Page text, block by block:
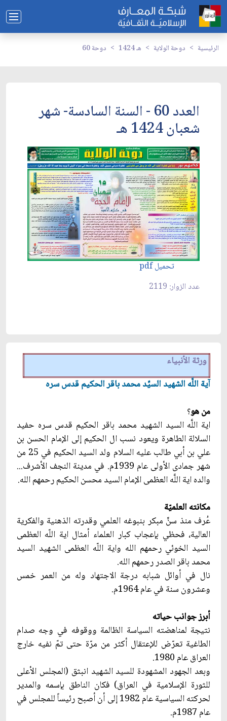
الرئيسية دوحة الولاية 1424 هـ دوحة 60
العدد 60 - السنة السادسة- شهر
شعبان 1424 هـ
تحميل pdf
عدد الزوار: 2119
ورثة الأنبياء
آية اللَّه الشهيد السيِّد محمد باقر الحكيم قدس سره
من هو؟
اية اللَّه السيد الشهيد محمد باقر الحكيم قدس سره حفيد
السلالة الطاهرة ويعود نسب ال الحكيم إلى الإمام الحسن بن
علي بن أبي طالب عليه السلام ولد السيد الحكيم في 25 من
شهر جمادى الأولى عام 1939م. في مدينة النجف الأشرف...
والده اية اللَّه العظمى الإمام السيد محسن الحكيم رحمهم الله.
مكانته العلميّة
عُرف منذ سنّ‏ٍ مبكر بنبوغه العلمي وقدرته الذهنية والفكرية
العالية، فحظي بإعجاب كبار العلماء أمثال اية اللّه العظمى
السيد الخوئي رحمهم الله واية اللّه العظمى الشهيد السيد
محمد باقر الصدر رحمهم الله.
نال في أوائل شبابه درجة الاجتهاد وله من العمر خمس
وعشرون سنة في عام 1964م.
أبرز جوانب حياته
نتيجة لمناهضته السياسة الظالمة ووقوفه في وجه صدام
الطاغية تعرّض للإعتقال أكثر من مرّة حتى تمّ نفيه خارج
العراق عام 1980.
وبعد الجهود المشهودة للسيد الشهيد انبثق (المجلس الأعلى
للثورة الإسلامية في العراق) فكان الناطق بإسمه والمدير
لحركته السياسية عام 1982 إلى أن أصبح رئيساً للمجلس في
عام 1987م.